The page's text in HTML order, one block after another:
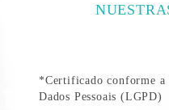
*Certificado conforme a
Dados Pessoais (LGPD)